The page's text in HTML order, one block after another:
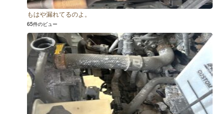
もはや漏れてるのよ。
65件のビュー